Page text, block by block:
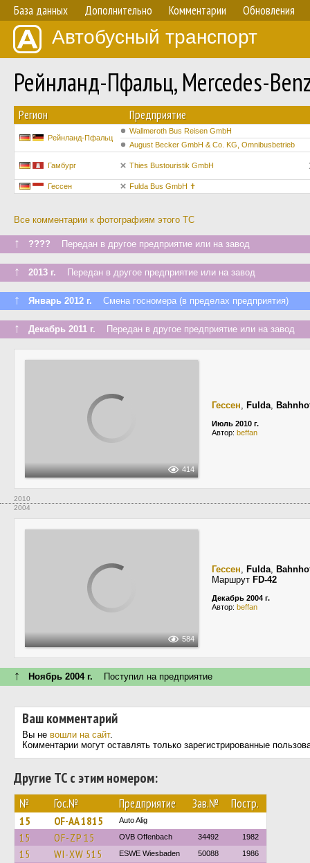
База данных Дополнительно Комментарии Обновления
Автобусный транспорт
Рейнланд-Пфальц, Mercedes-
Регион Предприятие
Рейнланд-Пфальц
Wallmeroth Bus Reisen GmbH
August Becker GmbH & Co. KG, Omnibusbetrieb
Гамбург Thies Bustouristik GmbH
Гессен Fulda Bus GmbH ✝
Все комментарии к фотографиям этого ТС
↑ ???? Передан в другое предприятие или на завод
↑ 2013 г. Передан в другое предприятие или на завод
↑ Январь 2012 г. Смена госномера (в пределах предприятия)
↑ Декабрь 2011 г. Передан в другое предприятие или на завод
414
Гессен, Fulda,
Июль 2010 г.
Автор: beffan
2010
2004
584
Гессен, Fulda,
Маршрут FD-42
Декабрь 2004 г.
Автор: beffan
↑ Ноябрь 2004 г. Поступил на предприятие
Ваш комментарий
Вы не вошли на сайт.
Комментарии могут оставлять только зарегистрированные
Другие ТС с этим номером:
№ Гос.№ Предприятие Зав.№ Постр.
15 OF-AA 1815 Auto Alig
15 OF-ZP 15 OVB Offenbach 34492 1982
15 WI-XW 515 ESWE Wiesbaden 50088 1986